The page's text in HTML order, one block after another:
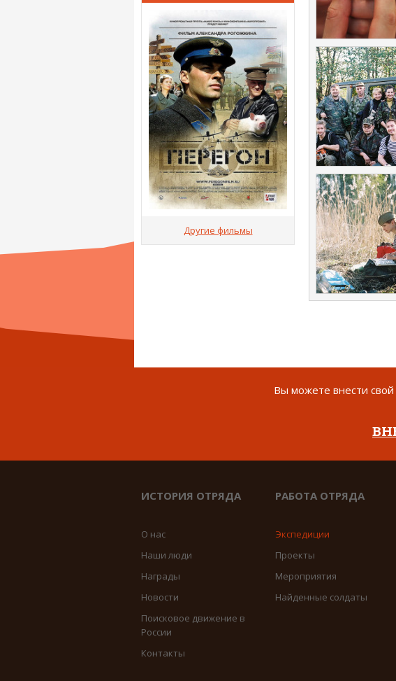
Другие фильмы
Вы можете внести свой
ИСТОРИЯ ОТРЯДА
О нас
Наши люди
Награды
Новости
Поисковое движение в
России
Контакты
РАБОТА ОТРЯДА
Экспедиции
Проекты
Мероприятия
Найденные солдаты